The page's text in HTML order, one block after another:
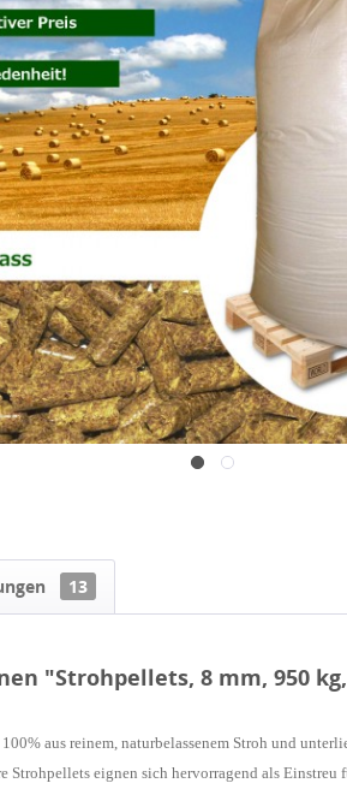
13
"Strohpellets, 8 mm, 950
aus reinem, naturbelassenem Stroh und
Strohpellets eignen sich hervorragend als Einstreu